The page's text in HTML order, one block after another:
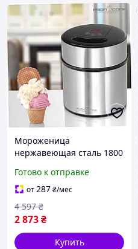
Мороженица
нержавеющая сталь 1800
0496
Готово к отправке
от287₴/мес
2 873₴
4 597 ₴
Купить